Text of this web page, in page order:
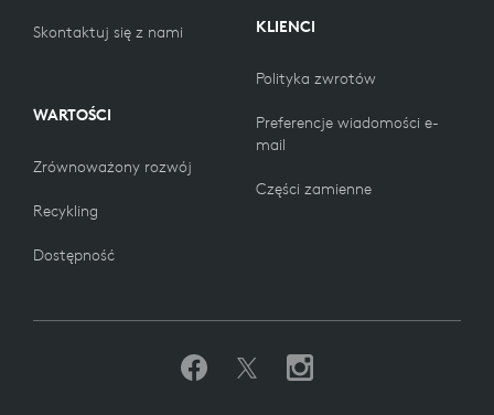
Skontaktuj się z nami
WARTOŚCI
Zrównoważony rozwój
Recykling
Dostępność
KLIENCI
Polityka zwrotów
Preferencje wiadomości e-
mail
Części zamienne